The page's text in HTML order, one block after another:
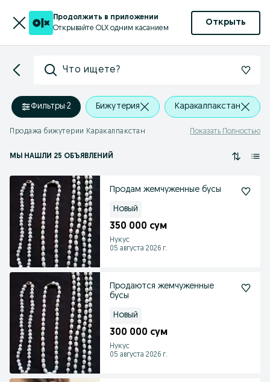
Продолжить в приложении
Открывайте OLX одним касанием
Открыть
Что ищете?
Фильтры·2 Бижутерия Каракалпакстан
Продажа бижутерии Каракалпакстан Показать Полностью
МЫ НАШЛИ 25 ОБЪЯВЛЕНИЙ
Продам жемчуженные бусы
Новый
350 000 сум
Нукус
05 августа 2026 г.
Продаются жемчуженные
бусы
Новый
300 000 сум
Нукус
05 августа 2026 г.